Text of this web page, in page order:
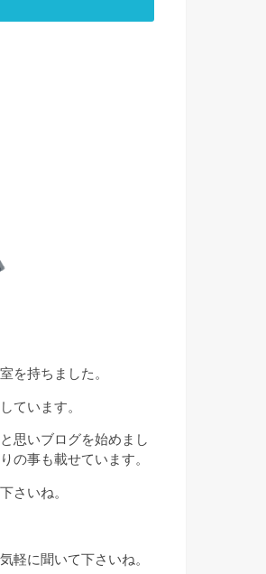
を持ちました。
ています。
思いブログを始めまし
の事も載せています。
さいね。
軽に聞いて下さいね。